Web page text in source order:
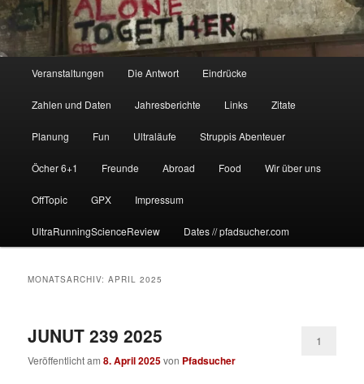
Veranstaltungen Die Antwort Eindrücke
Zahlen und Daten Jahresberichte Links Zitate
Planung Fun Ultraläufe Struppis Abenteuer
Öcher 6+1 Freunde Abroad Food Wir über uns
OffTopic GPX Impressum
UltraRunningScienceReview Dates // pfadsucher.com
MONATSARCHIV:APRIL 2025
JUNUT 239 2025
Veröffentlicht am8. April 2025von Pfadsucher
1